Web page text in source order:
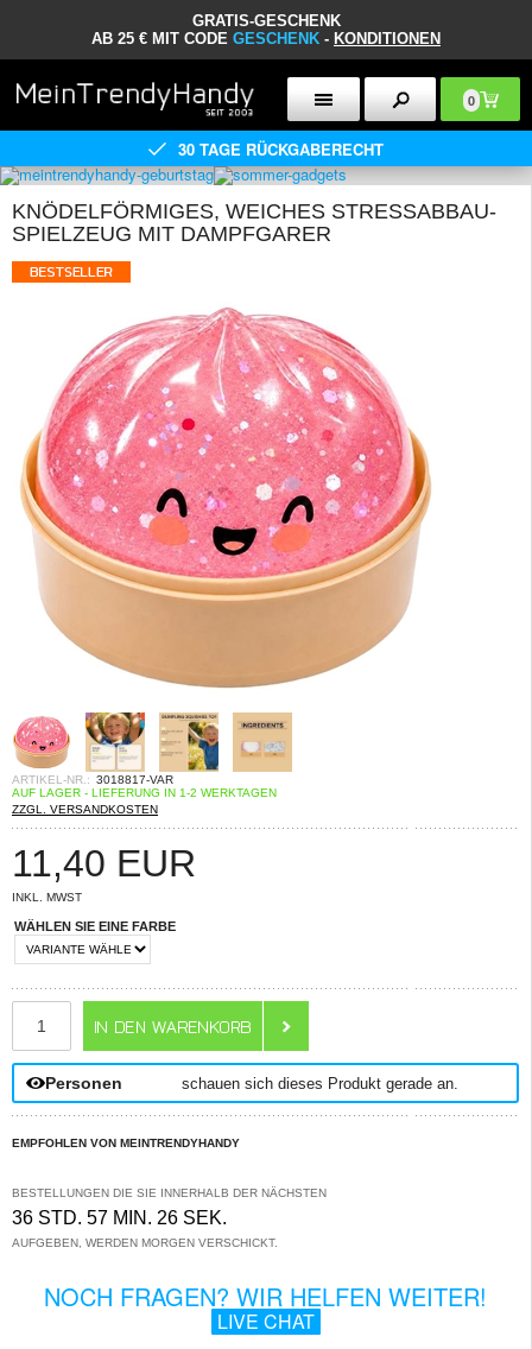
GRATIS-GESCHENK
AB 25 € MIT CODE GESCHENK - KONDITIONEN
0
30 TAGE RÜCKGABERECHT
KNÖDELFÖRMIGES, WEICHES STRESSABBAU-
SPIELZEUG MIT DAMPFGARER
ARTIKEL-NR.: 3018817-VAR
AUF LAGER - LIEFERUNG IN 1-2 WERKTAGEN
ZZGL. VERSANDKOSTEN
11,40 EUR
INKL. MWST
WÄHLEN SIE EINE FARBE
Personen schauen sich dieses Produkt gerade an.
EMPFOHLEN VON MEINTRENDYHANDY
BESTELLUNGEN DIE SIE INNERHALB DER NÄCHSTEN
36 STD. 57 MIN. 26 SEK.
AUFGEBEN, WERDEN MORGEN VERSCHICKT.
NOCH FRAGEN? WIR HELFEN WEITER!
LIVE CHAT